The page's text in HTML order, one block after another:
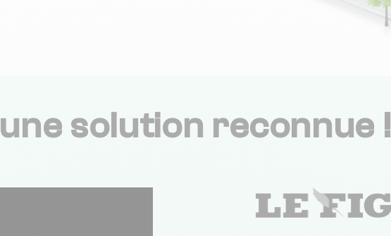
une solution reconnue !